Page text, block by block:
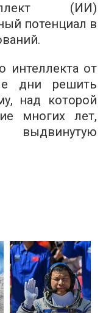
(ИИ)
потенциал в
интеллекта от
дни решить
над которой
многих лет,
выдвинутую